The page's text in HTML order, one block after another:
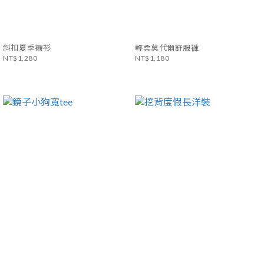
斜扣夏季襯衫
NT$1,280
輕柔莫代爾舒服褲
NT$1,180